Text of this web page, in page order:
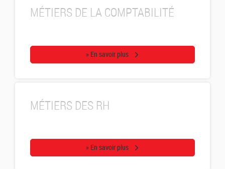
MÉTIERS DE LA COMPTABILITÉ
» En savoir plus
MÉTIERS DES RH
» En savoir plus